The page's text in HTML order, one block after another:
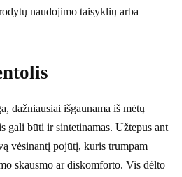
naudojimo taisyklių arba
dažniausiai išgaunama iš mėtų
gali būti ir sintetinamas. Užtepus ant
vėsinantį pojūtį, kuris trumpam
skausmo ar diskomforto. Vis dėlto